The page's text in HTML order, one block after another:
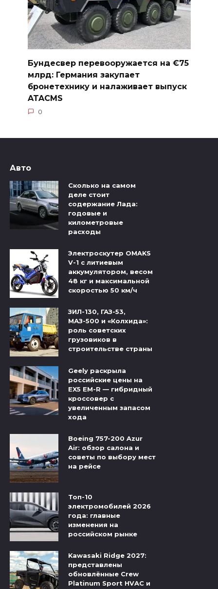
Бундесвер перевооружается на €75
млрд: Германия закупает
бронетехнику и налаживает выпуск
ATACMS
0
Авто
Сколько на самом
деле стоит
содержание Лада:
годовые и
километровые
расходы
Электроскутер OMAKS
V-1 с литиевым
аккумулятором, весом
48 кг и максимальной
скоростью 50 км/ч
ЗИЛ-130, ГАЗ-53,
МАЗ-500 и «Колхида»:
роль советских
грузовиков в
строительстве страны
Geely раскрыла
российские цены на
EX5 EM-R — гибридный
кроссовер с
увеличенным запасом
хода
Boeing 757-200 Azur
Air: обзор салона и
советы по выбору мест
на рейсе
Топ-10
электромобилей 2026
года: главные
изменения на
российском рынке
Kawasaki Ridge 2027:
представлены
обновлённые Crew
Platinum Sport HVAC и